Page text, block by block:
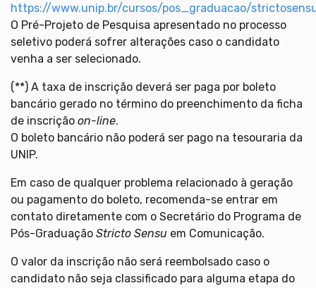
https://www.unip.br/cursos/pos_graduacao/
O Pré-Projeto de Pesquisa apresentado no processo
seletivo poderá sofrer alterações caso o candidato
venha a ser selecionado.
(**) A taxa de inscrição deverá ser paga por boleto
bancário gerado no término do preenchimento da ficha
de inscrição on-line.
O boleto bancário não poderá ser pago na tesouraria da
UNIP.
Em caso de qualquer problema relacionado à geração
ou pagamento do boleto, recomenda-se entrar em
contato diretamente com o Secretário do Programa de
Pós-Graduação Stricto Sensu em Comunicação.
O valor da inscrição não será reembolsado caso o
candidato não seja classificado para alguma etapa do